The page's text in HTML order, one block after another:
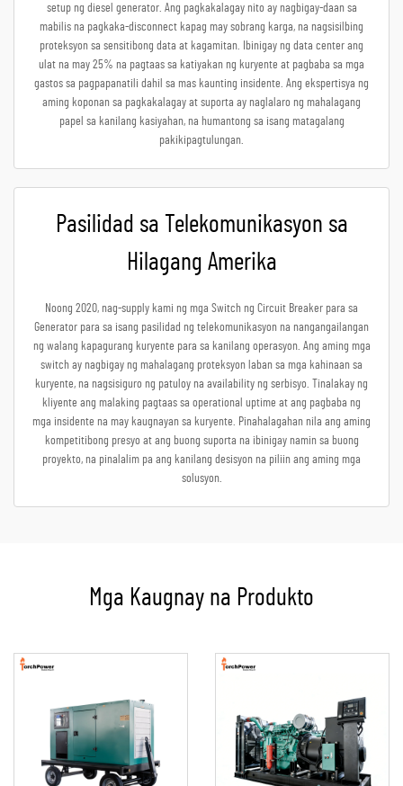
setup ng diesel generator. Ang pagkakalagay nito ay nagbigay-daan sa
mabilis na pagkaka-disconnect kapag may sobrang karga, na nagsisilbing
proteksyon sa sensitibong data at kagamitan. Ibinigay ng data center ang
ulat na may 25% na pagtaas sa katiyakan ng kuryente at pagbaba sa mga
gastos sa pagpapanatili dahil sa mas kaunting insidente. Ang ekspertisya ng
aming koponan sa pagkakalagay at suporta ay naglalaro ng mahalagang
papel sa kanilang kasiyahan, na humantong sa isang matagalang
pakikipagtulungan.
Pasilidad sa Telekomunikasyon sa
Hilagang Amerika
Noong 2020, nag-supply kami ng mga Switch ng Circuit Breaker para sa
Generator para sa isang pasilidad ng telekomunikasyon na nangangailangan
ng walang kapagurang kuryente para sa kanilang operasyon. Ang aming mga
switch ay nagbigay ng mahalagang proteksyon laban sa mga kahinaan sa
kuryente, na nagsisiguro ng patuloy na availability ng serbisyo. Tinalakay ng
kliyente ang malaking pagtaas sa operational uptime at ang pagbaba ng
mga insidente na may kaugnayan sa kuryente. Pinahalagahan nila ang aming
kompetitibong presyo at ang buong suporta na ibinigay namin sa buong
proyekto, na pinalalim pa ang kanilang desisyon na piliin ang aming mga
solusyon.
Mga Kaugnay na Produkto